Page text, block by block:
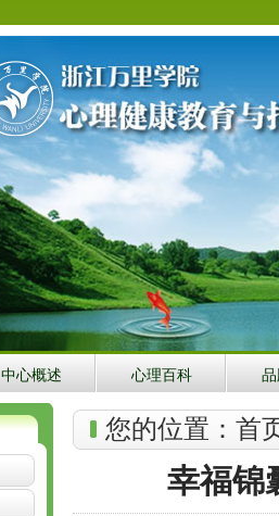
中心概述 心理百科
您的位置： 首
幸福锦